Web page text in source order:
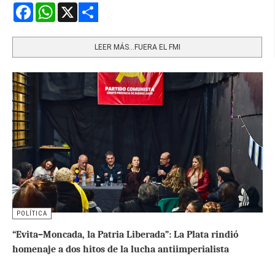
FacebookWhatsApp
LEER MÁS…FUERA EL FMI
POLÍTICA
“Evita–Moncada, la Patria Liberada”: La Plata rindió
homenaje a dos hitos de la lucha antiimperialista